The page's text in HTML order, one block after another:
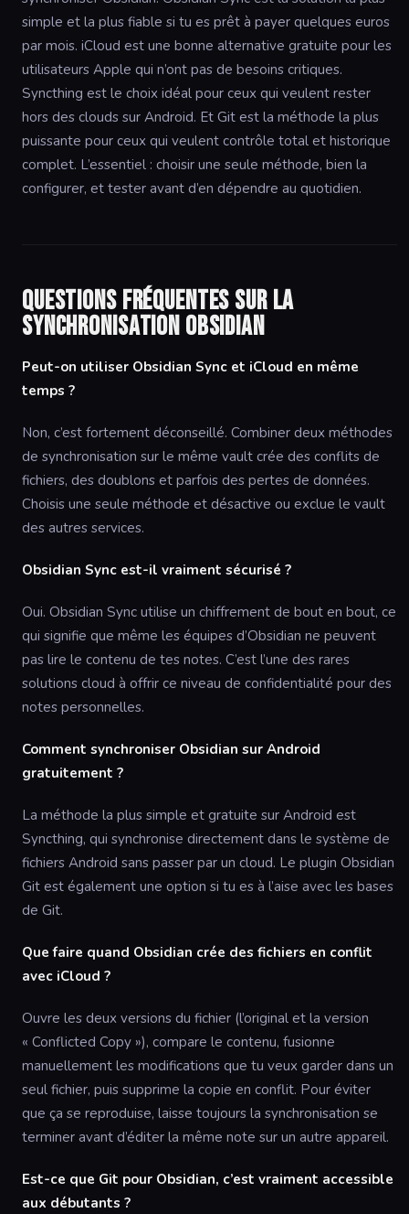
simple et la plus fiable si tu es prêt à payer quelques euros
par mois. iCloud est une bonne alternative gratuite pour les
utilisateurs Apple qui n’ont pas de besoins critiques.
Syncthing est le choix idéal pour ceux qui veulent rester
hors des clouds sur Android. Et Git est la méthode la plus
puissante pour ceux qui veulent contrôle total et historique
complet. L’essentiel : choisir une seule méthode, bien la
configurer, et tester avant d’en dépendre au quotidien.
Questions fréquentes sur la
synchronisation Obsidian
Peut-on utiliser Obsidian Sync et iCloud en même
temps ?
Non, c’est fortement déconseillé. Combiner deux méthodes
de synchronisation sur le même vault crée des conflits de
fichiers, des doublons et parfois des pertes de données.
Choisis une seule méthode et désactive ou exclue le vault
des autres services.
Obsidian Sync est-il vraiment sécurisé ?
Oui. Obsidian Sync utilise un chiffrement de bout en bout, ce
qui signifie que même les équipes d’Obsidian ne peuvent
pas lire le contenu de tes notes. C’est l’une des rares
solutions cloud à offrir ce niveau de confidentialité pour des
notes personnelles.
Comment synchroniser Obsidian sur Android
gratuitement ?
La méthode la plus simple et gratuite sur Android est
Syncthing, qui synchronise directement dans le système de
fichiers Android sans passer par un cloud. Le plugin Obsidian
Git est également une option si tu es à l’aise avec les bases
de Git.
Que faire quand Obsidian crée des fichiers en conflit
avec iCloud ?
Ouvre les deux versions du fichier (l’original et la version
« Conflicted Copy »), compare le contenu, fusionne
manuellement les modifications que tu veux garder dans un
seul fichier, puis supprime la copie en conflit. Pour éviter
que ça se reproduise, laisse toujours la synchronisation se
terminer avant d’éditer la même note sur un autre appareil.
Est-ce que Git pour Obsidian, c’est vraiment accessible
aux débutants ?